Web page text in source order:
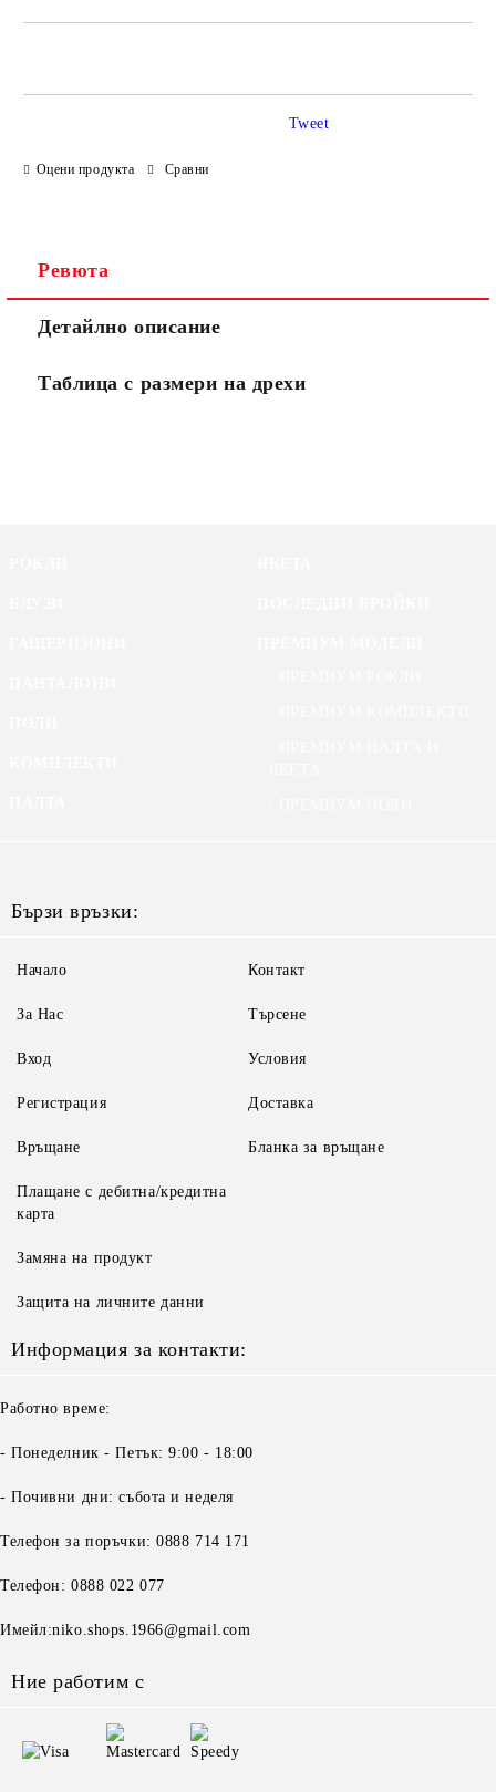
Оцени продукта Сравни
Tweet
Ревюта
Детайлно описание
Таблица с размери на дрехи
Бързи връзки:
Начало
За Нас
Вход
Регистрация
Контакт
Търсене
Условия
Доставка
Връщане
Плащане с дебитна/кредитна
карта
Замяна на продукт
Защита на личните данни
Бланка за връщане
Информация за контакти:
Работно време:
- Понеделник - Петък: 9:00 - 18:00
- Почивни дни: събота и неделя
Телефон за поръчки: 0888 714 171
Телефон: 0888 022 077
Имейл:niko.shops.1966@gmail.com
Ние работим с